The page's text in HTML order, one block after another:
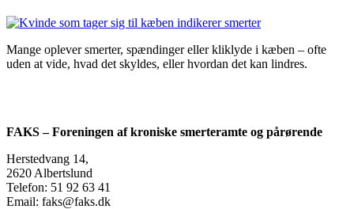
Mange oplever smerter, spændinger eller kliklyde i kæben – ofte
uden at vide, hvad det skyldes, eller hvordan det kan lindres.
FAKS – Foreningen af kroniske smerteramte og pårørende
Herstedvang 14,
2620 Albertslund
Telefon: 51 92 63 41
Email: faks@faks.dk